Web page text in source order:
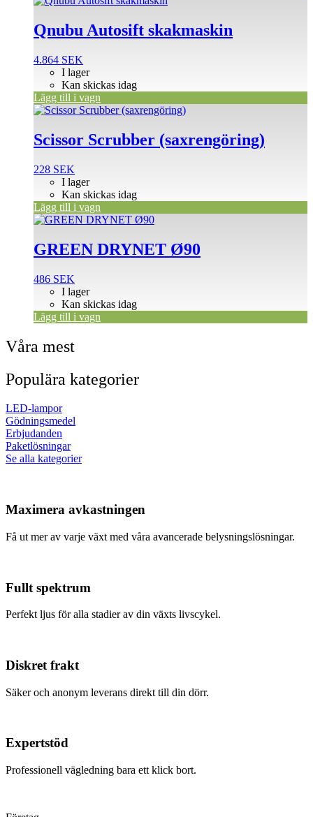
Qnubu Autosift skakmaskin
4.864 SEK
I lager
Kan skickas idag
Lägg till i vagn
Scissor Scrubber (saxrengöring)
228 SEK
I lager
Kan skickas idag
Lägg till i vagn
GREEN DRYNET Ø90
486 SEK
I lager
Kan skickas idag
Lägg till i vagn
Våra mest
Populära kategorier
LED-lampor
Gödningsmedel
Erbjudanden
Paketlösningar
Se alla kategorier
Maximera avkastningen
Få ut mer av varje växt med våra avancerade belysningslösningar.
Fullt spektrum
Perfekt ljus för alla stadier av din växts livscykel.
Diskret frakt
Säker och anonym leverans direkt till din dörr.
Expertstöd
Professionell vägledning bara ett klick bort.